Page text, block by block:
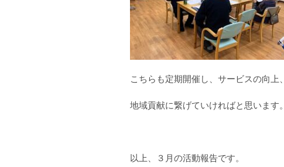
こちらも定期開催し、サービスの向上、
地域貢献に繋げていければと思います。
以上、３月の活動報告です。